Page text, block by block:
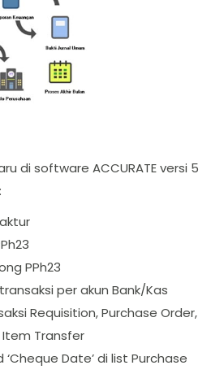
di software ACCURATE versi 5
PPh23
per akun Bank/Kas
Requisition, Purchase Order,
Transfer
Date’ di list Purchase